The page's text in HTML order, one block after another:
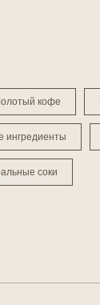
кофе
ингредиенты
соки